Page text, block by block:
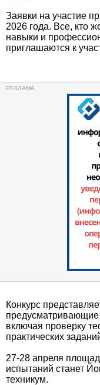
Заявки на участие
2026 года. Все, кто
навыки и
приглашаются к
Конкурс
предусматривающие
включая проверку
практических
27-28 апреля
испытаний станет
техникум.